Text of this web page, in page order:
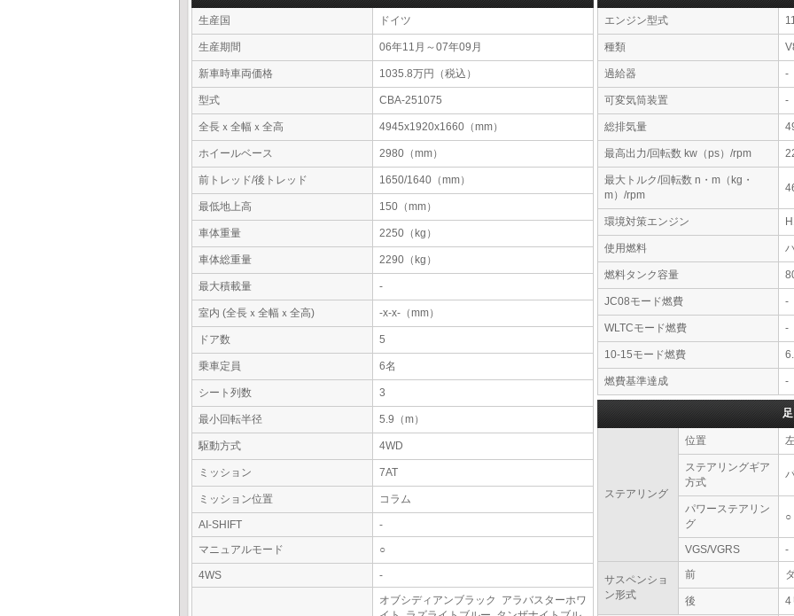
生産国 ドイツ
生産期間 06年11月～07年09月
新車時車両価格 1035.8万円（税込）
型式 CBA-251075
全長ｘ全幅ｘ全高 4945x1920x1660（mm）
ホイールベース 2980（mm）
前トレッド/後トレッド 1650/1640（mm）
最低地上高 150（mm）
車体重量 2250（kg）
車体総重量 2290（kg）
最大積載量 -
室内 (全長ｘ全幅ｘ全高) -x-x-（mm）
ドア数 5
乗車定員 6名
シート列数 3
最小回転半径 5.9（m）
駆動方式 4WD
ミッション 7AT
ミッション位置 コラム
AI-SHIFT
-
マニュアルモード
○
4WS -
オブシディアンブラック アラバスターホワ
エンジン型式
種類
過給器 -
可変気筒装置 -
総排気量
最高出力/回転数 kw（ps）/rpm
最大トルク/回転数 n・m（kg・
m）/rpm
環境対策エンジン
使用燃料
燃料タンク容量
JC08モード燃費 -
WLTCモード燃費 -
10-15モード燃費
燃費基準達成 -
ステアリング
位置
ステアリングギア
方式
パワーステアリン
グ
○
VGS/VGRS -
サスペンショ
ン形式
前
後 4